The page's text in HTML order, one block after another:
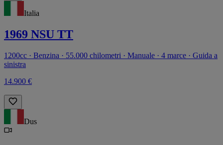
Italia
1969 NSU TT
1200cc · Benzina · 55.000 chilometri · Manuale · 4 marce · Guida a
sinistra
14.900 €
Dus